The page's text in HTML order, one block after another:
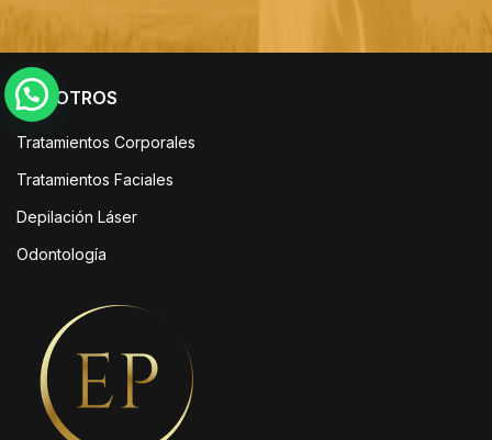
NOSOTROS
Tratamientos Corporales
Tratamientos Faciales
Depilación Láser
Odontología